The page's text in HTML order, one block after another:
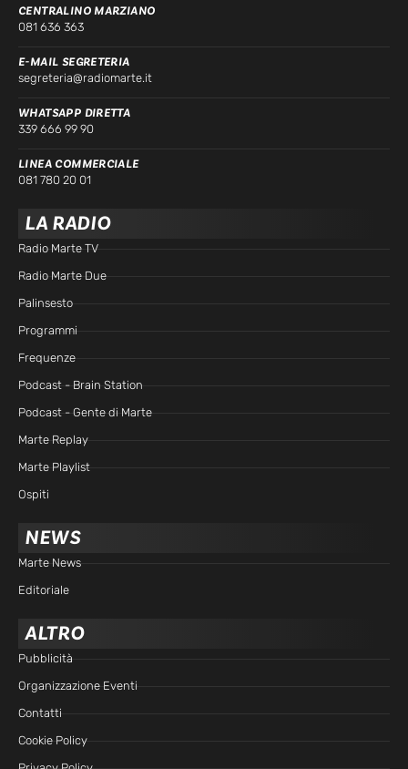
CENTRALINO MARZIANO
081 636 363
E-MAIL SEGRETERIA
segreteria@radiomarte.it
WHATSAPP DIRETTA
339 666 99 90
LINEA COMMERCIALE
081 780 20 01
LA RADIO
Radio Marte TV
Radio Marte Due
Palinsesto
Programmi
Frequenze
Podcast - Brain Station
Podcast - Gente di Marte
Marte Replay
Marte Playlist
Ospiti
NEWS
Marte News
Editoriale
ALTRO
Pubblicità
Organizzazione Eventi
Contatti
Cookie Policy